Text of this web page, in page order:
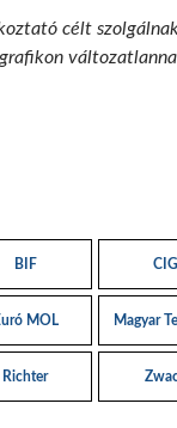
célt
BIF CIG
MOL Magyar
Richter